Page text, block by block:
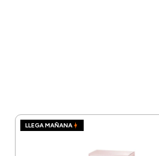
LLEGA MAÑANA